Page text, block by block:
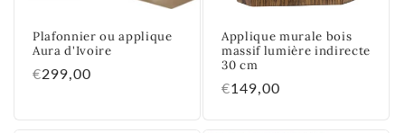
Plafonnier ou applique
Aura d'Ivoire
Prix
€299,00
Applique murale bois
massif lumière indirecte
30 cm
Prix
€149,00